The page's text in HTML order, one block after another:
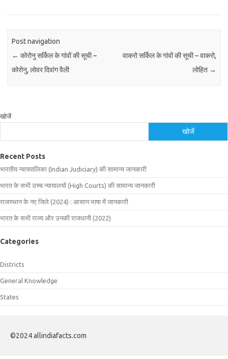
Post navigation
← कोरोनु सर्किल के गांवों की सूची –
कोरोनु, लोवर दिवांग वैली
वाकरो सर्किल के गांवों की सूची – वाकरो,
लोहित →
खोजें
खोजें
Recent Posts
भारतीय न्यायपालिका (Indian Judiciary) की सामान्य जानकारी
भारत के सभी उच्च न्यायालयों (High Courts) की सामान्य जानकारी
राजस्थान के नए जिले (2024) : आसान भाषा में जानकारी
भारत के सभी राज्य और उनकी राजधानी (2022)
Categories
Districts
General Knowledge
States
©2024 allindiafacts.com